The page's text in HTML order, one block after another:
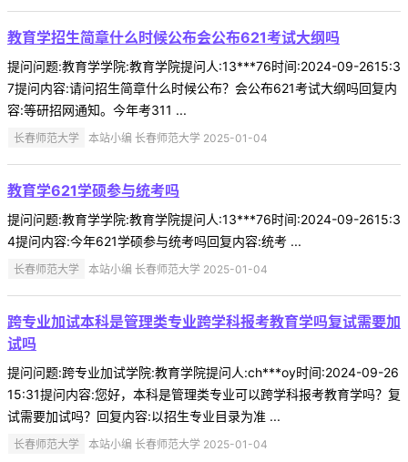
教育学招生简章什么时候公布会公布621考试大纲吗
提问问题:教育学学院:教育学院提问人:13***76时间:2024-09-2615:3
7提问内容:请问招生简章什么时候公布？会公布621考试大纲吗回复内
容:等研招网通知。今年考311 ...
长春师范大学 本站小编 长春师范大学 2025-01-04
教育学621学硕参与统考吗
提问问题:教育学学院:教育学院提问人:13***76时间:2024-09-2615:3
4提问内容:今年621学硕参与统考吗回复内容:统考 ...
长春师范大学 本站小编 长春师范大学 2025-01-04
跨专业加试本科是管理类专业跨学科报考教育学吗复试需要加
试吗
提问问题:跨专业加试学院:教育学院提问人:ch***oy时间:2024-09-26
15:31提问内容:您好，本科是管理类专业可以跨学科报考教育学吗？复
试需要加试吗？回复内容:以招生专业目录为准 ...
长春师范大学 本站小编 长春师范大学 2025-01-04